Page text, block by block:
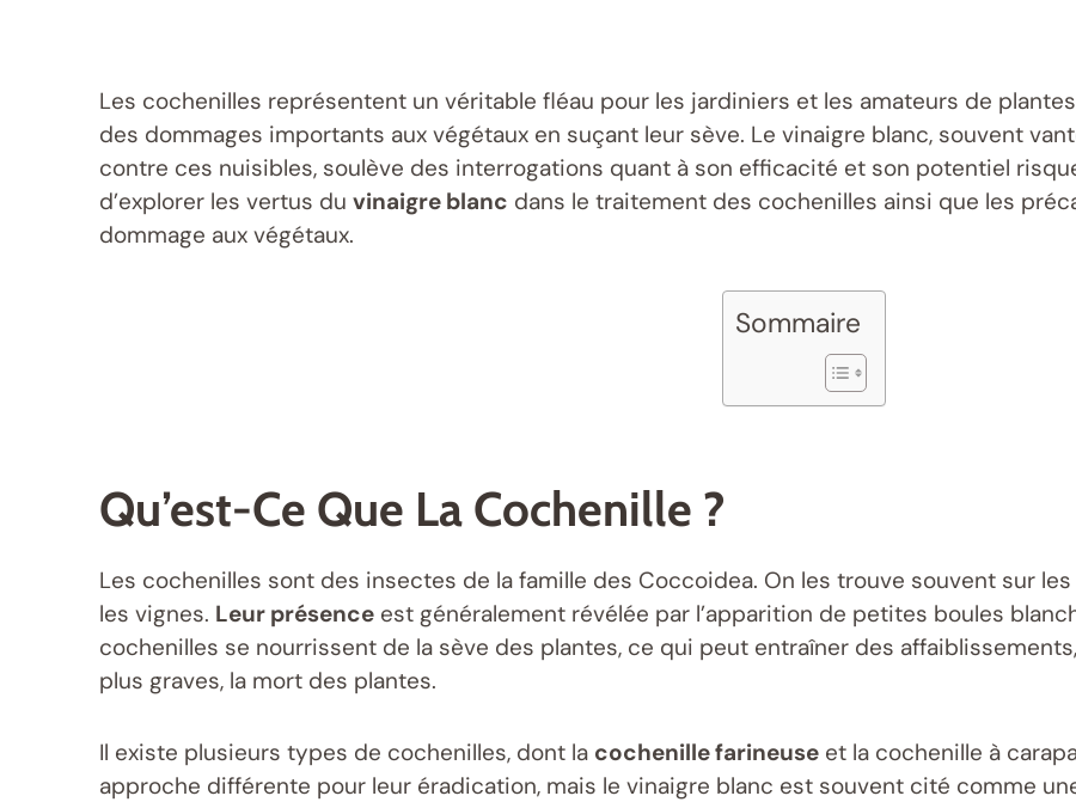
Les cochenilles représentent un véritable fléau pour les jardiniers et les amateurs de
des dommages importants aux végétaux en suçant leur sève. Le vinaigre blanc, souvent
contre ces nuisibles, soulève des interrogations quant à son efficacité et son potentiel
d’explorer les vertus du vinaigre blanc dans le traitement des cochenilles ainsi que les
dommage aux végétaux.
Sommaire
Qu’est-Ce Que La Cochenille ?
Les cochenilles sont des insectes de la famille des Coccoidea. On les trouve souvent sur
les vignes. Leur présence est généralement révélée par l’apparition de petites boules
cochenilles se nourrissent de la sève des plantes, ce qui peut entraîner des
plus graves, la mort des plantes.
Il existe plusieurs types de cochenilles, dont la cochenille farineuse et la cochenille à
approche différente pour leur éradication, mais le vinaigre blanc est souvent cité comme